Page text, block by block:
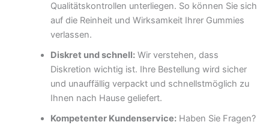
Qualitätskontrollen unterliegen. So können Sie sich
auf die Reinheit und Wirksamkeit Ihrer Gummies
verlassen.
Diskret und schnell:Wir verstehen, dass
Diskretion wichtig ist. Ihre Bestellung wird sicher
und unauffällig verpackt und schnellstmöglich zu
Ihnen nach Hause geliefert.
Kompetenter Kundenservice:Haben Sie Fragen?